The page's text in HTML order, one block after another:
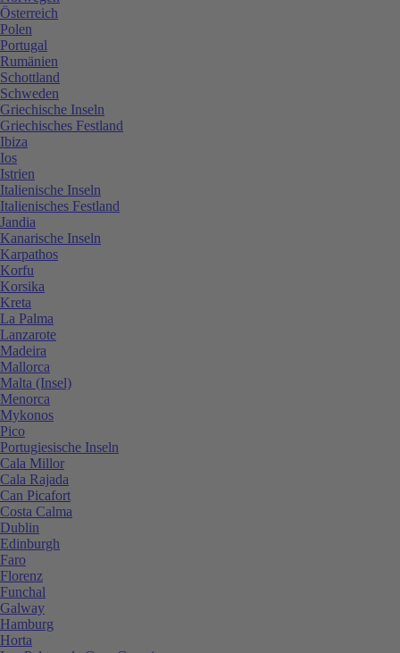
Österreich
Polen
Portugal
Rumänien
Schottland
Schweden
Griechische Inseln
Griechisches Festland
Ibiza
Ios
Istrien
Italienische Inseln
Italienisches Festland
Jandia
Kanarische Inseln
Karpathos
Korfu
Korsika
Kreta
La Palma
Lanzarote
Madeira
Mallorca
Malta (Insel)
Menorca
Mykonos
Pico
Portugiesische Inseln
Cala Millor
Cala Rajada
Can Picafort
Costa Calma
Dublin
Edinburgh
Faro
Florenz
Funchal
Galway
Hamburg
Horta